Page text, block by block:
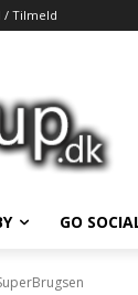
/ Tilmeld
GO